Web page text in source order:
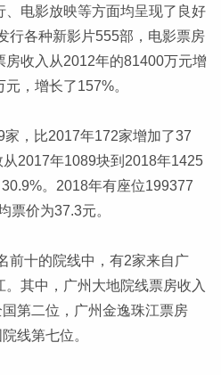
、电影放映等方面均呈现了良好
行各种新影片555部，电影票房
收入从2012年的81400万元增
，增长了157%。
，比2017年172家增加了37
2017年1089块到2018年1425
。2018年有座位199377
票价为37.3元。
前十的院线中，有2家来自广
其中，广州大地院线票房收入
第二位，广州金逸珠江票房
线第七位。